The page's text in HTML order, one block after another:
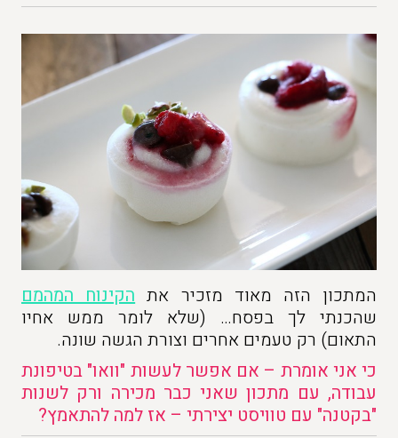
המתכון הזה מאוד מזכיר אתהקינוח המהמם
שהכנתי לך בפסח… (שלא לומר ממש אחיו
התאום) רק טעמים אחרים וצורת הגשה שונה.
כי אני אומרת – אם אפשר לעשות "וואו" בטיפונת
עבודה, עם מתכון שאני כבר מכירה ורק לשנות
"בקטנה" עם טוויסט יצירתי – אז למה להתאמץ?